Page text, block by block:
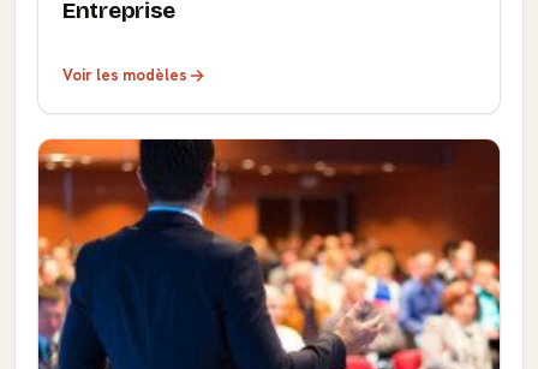
Entreprise
Voir les modèles